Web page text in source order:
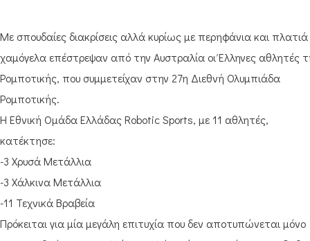
Με σπουδαίες διακρίσεις αλλά κυρίως με περηφάνια και πλατιά
χαμόγελα επέστρεψαν από την Αυστραλία οι Έλληνες αθλητές
Ρομποτικής, που συμμετείχαν στην 27η Διεθνή Ολυμπιάδα
Ρομποτικής.
Η Εθνική Ομάδα Ελλάδας Robotic Sports, με 11 αθλητές,
κατέκτησε:
-3 Χρυσά Μετάλλια
-3 Χάλκινα Μετάλλια
-11 Τεχνικά Βραβεία
Πρόκειται για μία μεγάλη επιτυχία που δεν αποτυπώνεται μόνο